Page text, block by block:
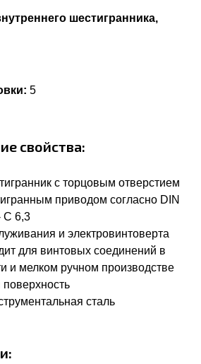
шестигранника,
5
свойства:
с торцовым отверстием
приводом согласно DIN
C 6,3
и электровинтоверта
для винтовых соединений в
и мелком ручном производстве
сталь